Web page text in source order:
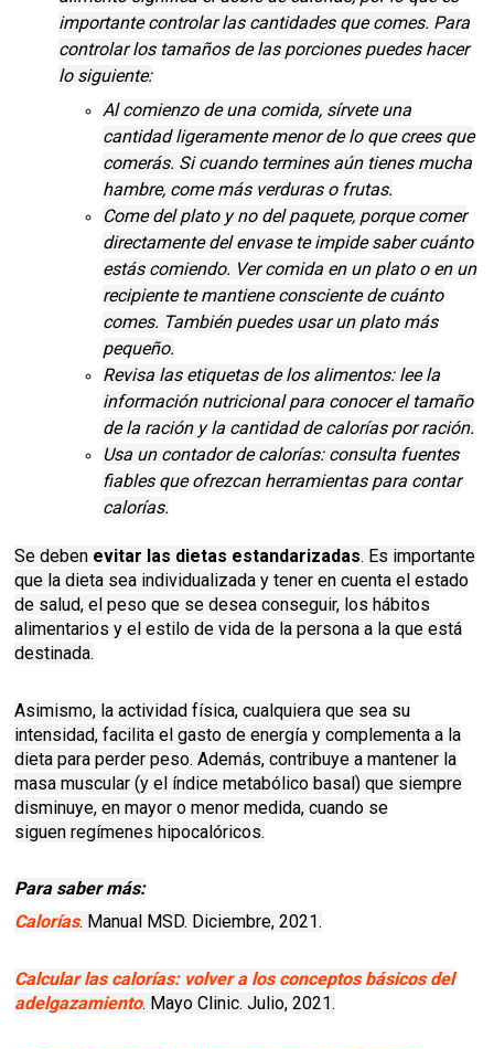
importante controlar las cantidades que comes. Para
controlar los tamaños de las porciones puedes hacer
lo siguiente:
Al comienzo de una comida, sírvete una
cantidad ligeramente menor de lo que crees que
comerás. Si cuando termines aún tienes mucha
hambre, come más verduras o frutas.
Come del plato y no del paquete, porque comer
directamente del envase te impide saber cuánto
estás comiendo. Ver comida en un plato o en un
recipiente te mantiene consciente de cuánto
comes. También puedes usar un plato más
pequeño.
Revisa las etiquetas de los alimentos: lee la
información nutricional para conocer el tamaño
de la ración y la cantidad de calorías por ración.
Usa un contador de calorías: consulta fuentes
fiables que ofrezcan herramientas para contar
calorías.
Se deben evitar las dietas estandarizadas. Es importante
que la dieta sea individualizada y tener en cuenta el estado
de salud, el peso que se desea conseguir, los hábitos
alimentarios y el estilo de vida de la persona a la que está
destinada.
Asimismo, la actividad física, cualquiera que sea su
intensidad, facilita el gasto de energía y complementa a la
dieta para perder peso. Además, contribuye a mantener la
masa muscular (y el índice metabólico basal) que siempre
disminuye, en mayor o menor medida, cuando se
siguen regímenes hipocalóricos.
Para saber más:
Calorías. Manual MSD. Diciembre, 2021.
Calcular las calorías: volver a los conceptos básicos del
adelgazamiento. Mayo Clinic. Julio, 2021.